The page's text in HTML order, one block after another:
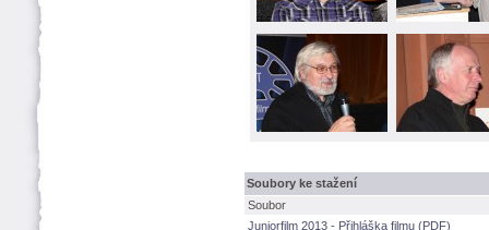
Soubory ke stažení
Soubor
Juniorfilm 2013 - Přihláška filmu (PDF)